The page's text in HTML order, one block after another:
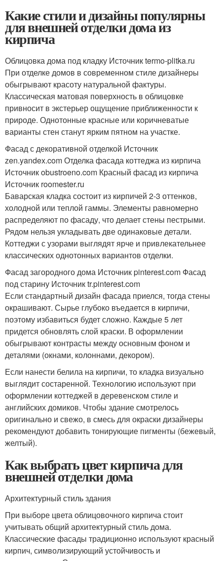
Какие стили и дизайны популярны
для внешней отделки дома из
кирпича
Облицовка дома под кладку Источник termo-plitka.ru
При отделке домов в современном стиле дизайнеры
обыгрывают красоту натуральной фактуры.
Классическая матовая поверхность в облицовке
привносит в экстерьер ощущение приближенности к
природе. Однотонные красные или коричневатые
варианты стен станут ярким пятном на участке.
Фасад с декоративной отделкой Источник
zen.yandex.comОтделка фасада коттеджа из кирпича
Источник obustroeno.com Красный фасад из кирпича
Источник roomester.ru
Баварская кладка состоит из кирпичей 2-3 оттенков,
холодной или теплой гаммы. Элементы равномерно
распределяют по фасаду, что делает стены пестрыми.
Рядом нельзя укладывать две одинаковые детали.
Коттеджи с узорами выглядят ярче и привлекательнее
классических однотонных вариантов отделки.
Фасад загородного дома Источник pinterest.com Фасад
под старину Источник tr.pinterest.com
Если стандартный дизайн фасада приелся, тогда стены
окрашивают. Сырье глубоко въедается в кирпичи,
поэтому избавиться будет сложно. Каждые 5 лет
придется обновлять слой краски. В оформлении
обыгрывают контрасты между основным фоном и
деталями (окнами, колоннами, декором).
Если нанести белила на кирпичи, то кладка визуально
выглядит состаренной. Технологию используют при
оформлении коттеджей в деревенском стиле и
английских домиков. Чтобы здание смотрелось
оригинально и свежо, в смесь для окраски дизайнеры
рекомендуют добавить тонирующие пигменты (бежевый,
желтый).
Как выбрать цвет кирпича для
внешней отделки дома
Архитектурный стиль здания
При выборе цвета облицовочного кирпича стоит
учитывать общий архитектурный стиль дома.
Классические фасады традиционно используют красный
кирпич, символизирующий устойчивость и